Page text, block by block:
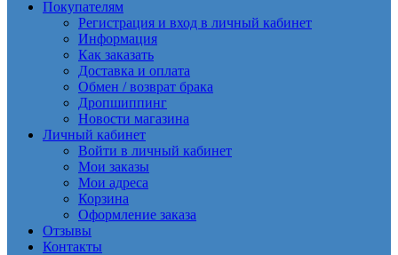
Покупателям
Регистрация и вход в личный кабинет
Информация
Как заказать
Доставка и оплата
Обмен / возврат брака
Дропшиппинг
Новости магазина
Личный кабинет
Войти в личный кабинет
Мои заказы
Мои адреса
Корзина
Оформление заказа
Отзывы
Контакты